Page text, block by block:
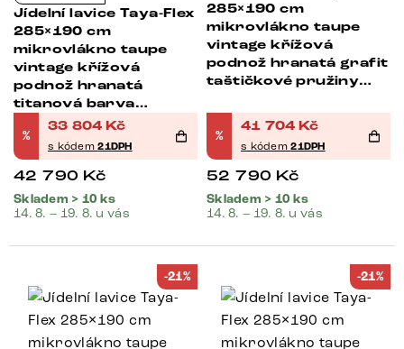
Jídelní lavice Taya-Flex
285×190 cm
mikrovlákno taupe
vintage křížová
podnož hranatá
titanová barva
taštičkové pružiny
pravá
%
33 804 Kč
s kódem21DPH
42 790 Kč
Skladem > 10 ks
14. 8. – 19. 8. u vás
285×190 cm
mikrovlákno taupe
vintage křížová
podnož hranatá grafit
taštičkové pružiny
%
41 704 Kč
s kódem21DPH
52 790 Kč
Skladem > 10 ks
14. 8. – 19. 8. u vás
-21% -21%